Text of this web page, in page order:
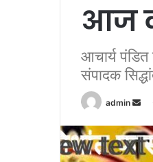
आज
आचार्य
संपादक
admin
n
d